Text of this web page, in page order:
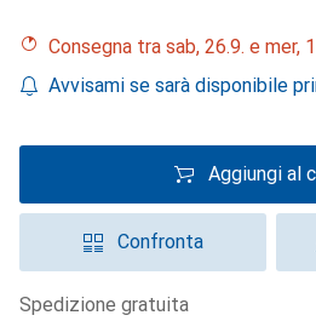
Consegna tra sab, 26.9. e mer,
Avvisami se sarà disponibile
Aggiungi al
Confronta
spedizione gratuita